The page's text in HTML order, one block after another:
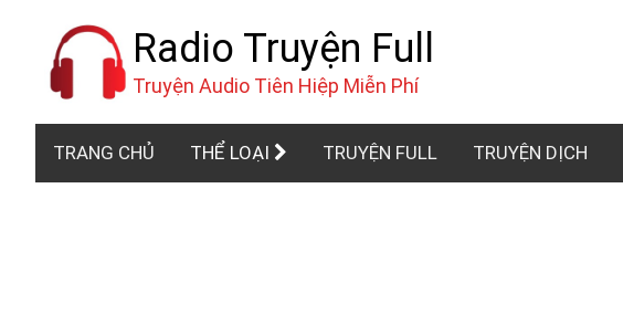
Radio Truyện Full
Truyện Audio Tiên Hiệp Miễn Phí
TRANG CHỦ THỂ LOẠI TRUYỆN FULL TRUYỆN DỊCH